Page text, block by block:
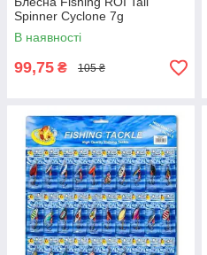
Spinner Cyclone 7g
В наявності
99,75 ₴ 105 ₴